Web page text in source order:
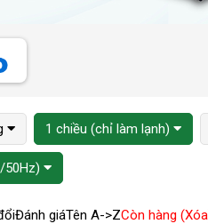
1 chiều (chỉ làm lạnh)
50Hz)
Đánh giáTên A->ZCòn hàng